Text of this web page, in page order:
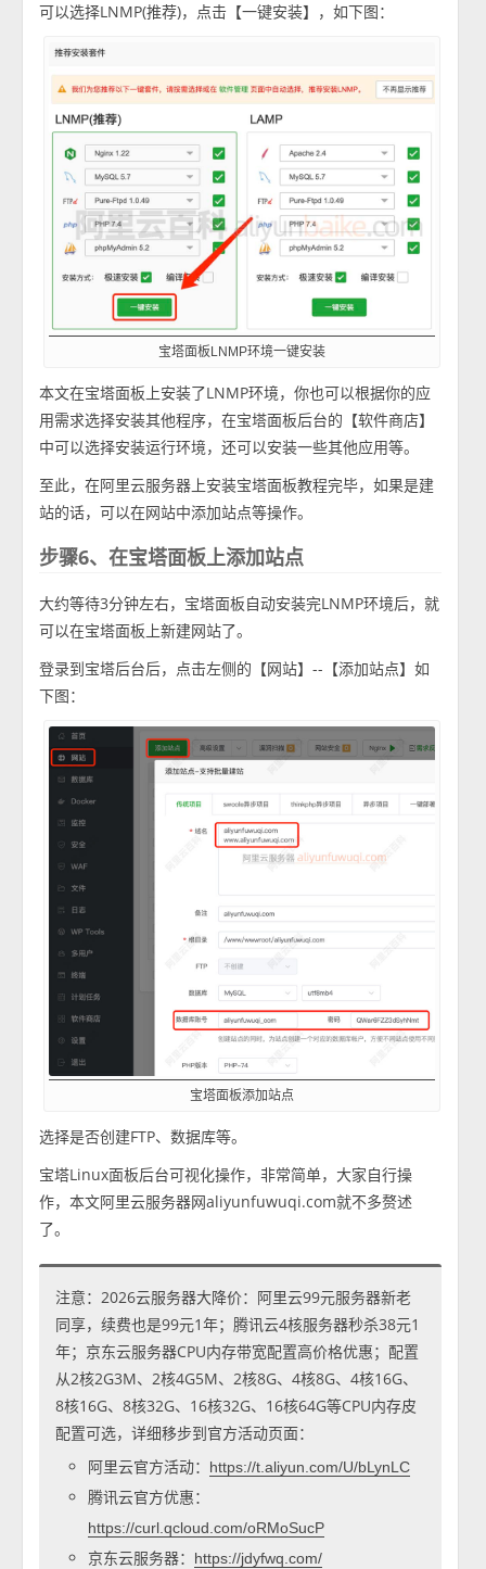
可以选择LNMP(推荐)，点击【一键安装】，如下图：
宝塔面板LNMP环境一键安装
本文在宝塔面板上安装了LNMP环境，你也可以根据你的应
用需求选择安装其他程序，在宝塔面板后台的【软件商店】
中可以选择安装运行环境，还可以安装一些其他应用等。
至此，在阿里云服务器上安装宝塔面板教程完毕，如果是建
站的话，可以在网站中添加站点等操作。
步骤6、在宝塔面板上添加站点
大约等待3分钟左右，宝塔面板自动安装完LNMP环境后，就
可以在宝塔面板上新建网站了。
登录到宝塔后台后，点击左侧的【网站】--【添加站点】如
下图：
宝塔面板添加站点
选择是否创建FTP、数据库等。
宝塔Linux面板后台可视化操作，非常简单，大家自行操
作，本文阿里云服务器网aliyunfuwuqi.com就不多赘述
了。
注意：2026云服务器大降价：阿里云99元服务器新老
同享，续费也是99元1年；腾讯云4核服务器秒杀38元1
年；京东云服务器CPU内存带宽配置高价格优惠；配置
从2核2G3M、2核4G5M、2核8G、4核8G、4核16G、
8核16G、8核32G、16核32G、16核64G等CPU内存皮
配置可选，详细移步到官方活动页面：
阿里云官方活动：
https://t.aliyun.com/U/bLynLC
腾讯云官方优惠：
https://curl.qcloud.com/oRMoSucP
京东云服务器： https://jdyfwq.com/